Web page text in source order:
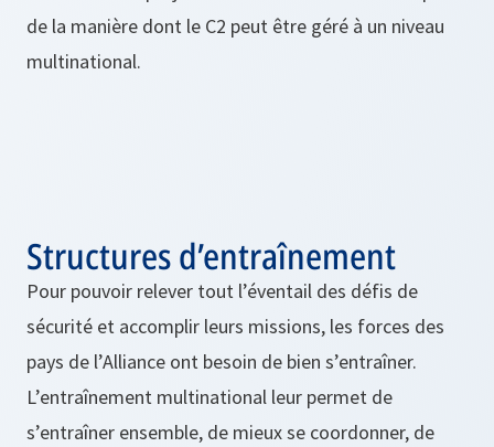
de la manière dont le C2 peut être géré à un niveau
multinational.
Structures d’entraînement
Pour pouvoir relever tout l’éventail des défis de
sécurité et accomplir leurs missions, les forces des
pays de l’Alliance ont besoin de bien s’entraîner.
L’entraînement multinational leur permet de
s’entraîner ensemble, de mieux se coordonner, de